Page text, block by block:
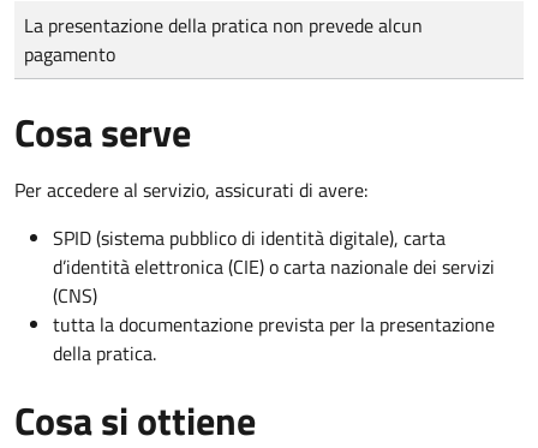
Tipo di pagamento
Importo
La presentazione della pratica non prevede alcun
pagamento
Cosa serve
Per accedere al servizio, assicurati di avere:
SPID (sistema pubblico di identità digitale), carta
d’identità elettronica (CIE) o carta nazionale dei servizi
(CNS)
tutta la documentazione prevista per la presentazione
della pratica.
Cosa si ottiene